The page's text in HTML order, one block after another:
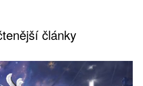
články